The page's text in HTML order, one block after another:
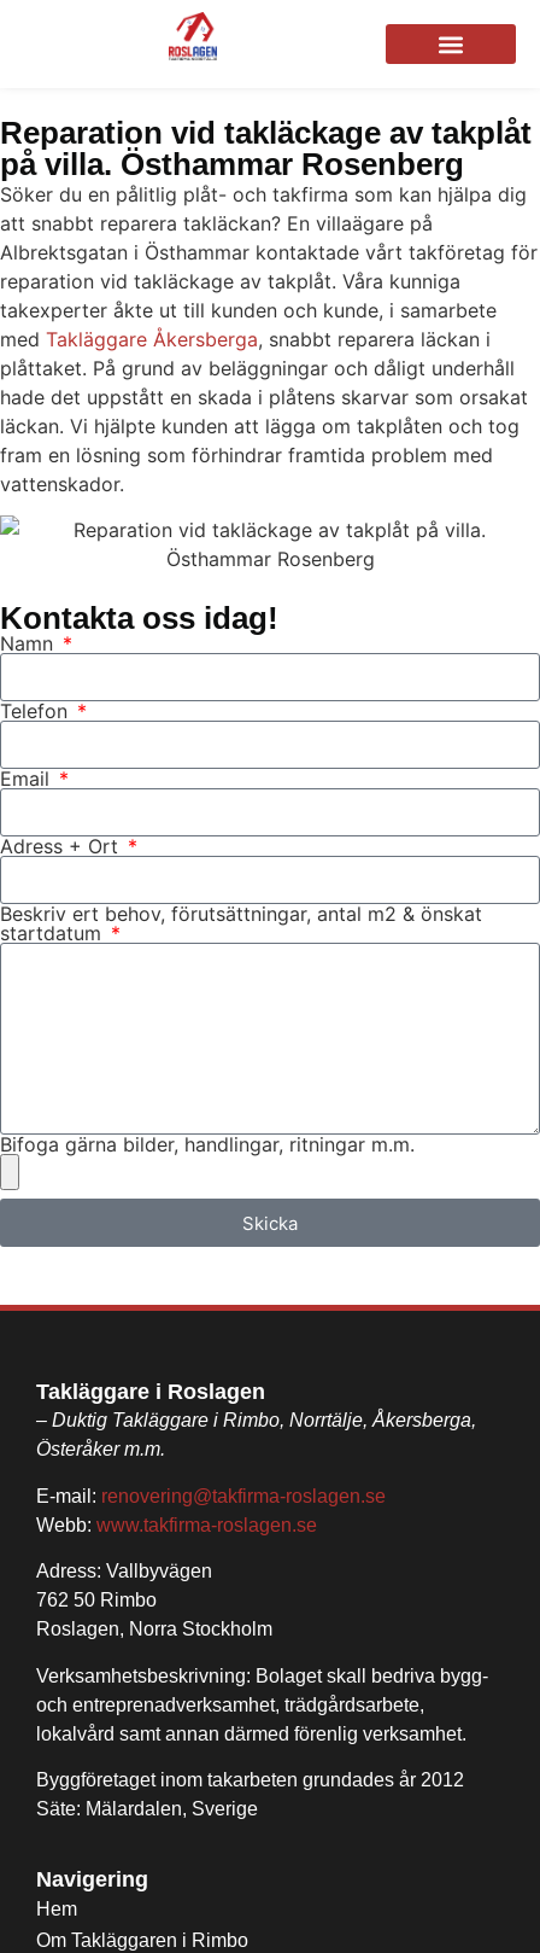
Reparation vid takläckage av takplåt
på villa. Östhammar Rosenberg
Söker du en pålitlig plåt- och takfirma som kan hjälpa dig
att snabbt reparera takläckan? En villaägare på
Albrektsgatan i Östhammar kontaktade vårt takföretag för
reparation vid takläckage av takplåt. Våra kunniga
takexperter åkte ut till kunden och kunde, i samarbete
med Takläggare Åkersberga, snabbt reparera läckan i
plåttaket. På grund av beläggningar och dåligt underhåll
hade det uppstått en skada i plåtens skarvar som orsakat
läckan. Vi hjälpte kunden att lägga om takplåten och tog
fram en lösning som förhindrar framtida problem med
vattenskador.
Kontakta oss idag!
Namn
Telefon
Email
Adress + Ort
Beskriv ert behov, förutsättningar, antal m2 & önskat
startdatum
Bifoga gärna bilder, handlingar, ritningar m.m.
Skicka
Takläggare i Roslagen
– Duktig Takläggare i Rimbo, Norrtälje, Åkersberga,
Österåker m.m.
E-mail: renovering@takfirma-roslagen.se
Webb: www.takfirma-roslagen.se
Adress: Vallbyvägen
762 50 Rimbo
Roslagen, Norra Stockholm
Verksamhetsbeskrivning: Bolaget skall bedriva bygg-
och entreprenadverksamhet, trädgårdsarbete,
lokalvård samt annan därmed förenlig verksamhet.
Byggföretaget inom takarbeten grundades år 2012
Säte: Mälardalen, Sverige
Navigering
Hem
Om Takläggaren i Rimbo